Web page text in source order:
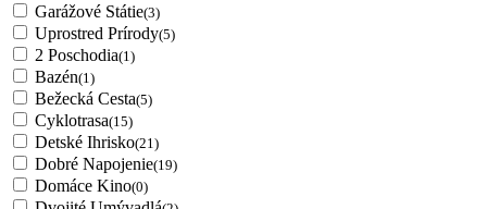
Garážové Státie(3)
Uprostred Prírody(5)
2 Poschodia(1)
Bazén(1)
Bežecká Cesta(5)
Cyklotrasa(15)
Detské Ihrisko(21)
Dobré Napojenie(19)
Domáce Kino(0)